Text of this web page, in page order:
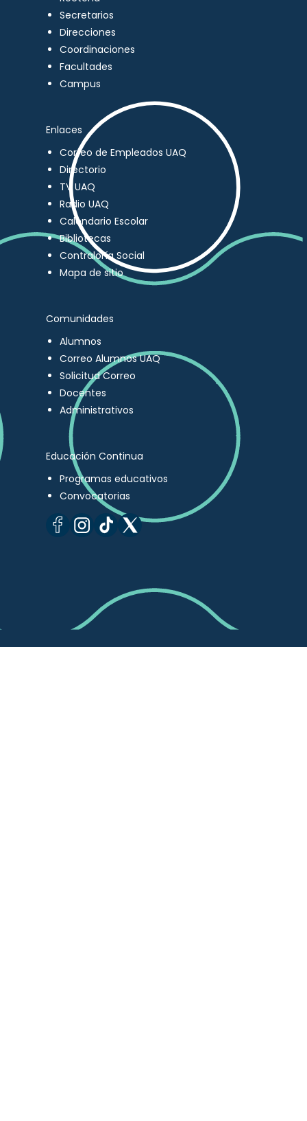
Secretarios
Direcciones
Coordinaciones
Facultades
Campus
Enlaces
Correo de Empleados UAQ
Directorio
TV UAQ
Radio UAQ
Calendario Escolar
Bibliotecas
Contraloría Social
Mapa de sitio
Comunidades
Alumnos
Correo Alumnos UAQ
Solicitud Correo
Docentes
Administrativos
Educación Continua
Programas educativos
Convocatorias